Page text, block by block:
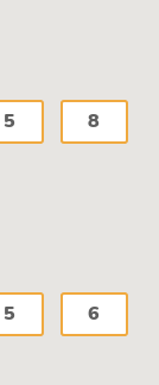
5 8
5 6